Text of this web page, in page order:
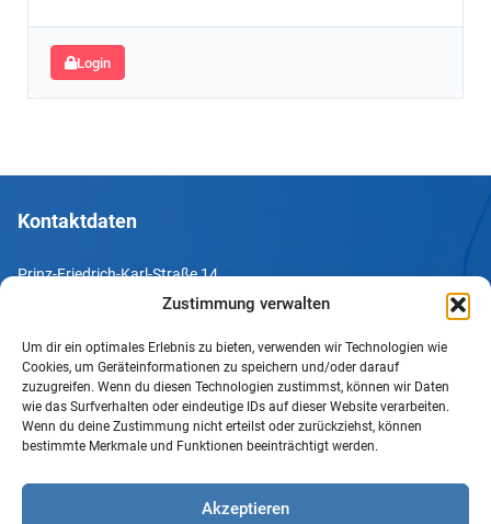
Zustimmung verwalten
Um dir ein optimales Erlebnis zu bieten, verwenden wir Technologien wie
Cookies, um Geräteinformationen zu speichern und/oder darauf
zuzugreifen. Wenn du diesen Technologien zustimmst, können wir Daten
wie das Surfverhalten oder eindeutige IDs auf dieser Website verarbeiten.
Wenn du deine Zustimmung nicht erteilst oder zurückziehst, können
bestimmte Merkmale und Funktionen beeinträchtigt werden.
Akzeptieren
Login
Kontaktdaten
Prinz-Friedrich-Karl-Straße 14
Tel. +49 231 952052-10
Fax +49 231 952052-60
e-Mail info@uv-do.de
Internet www.uv-do.de